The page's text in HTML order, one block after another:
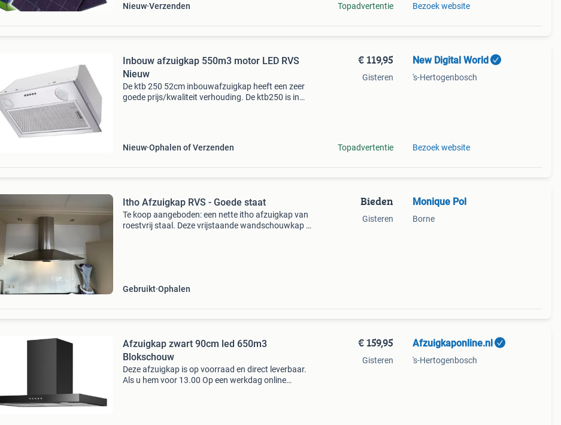
Nieuw Verzenden Topadvertentie Bezoek website
Inbouw afzuigkap 550m3 motor LED RVS
Nieuw
De ktb 250 52cm inbouwafzuigkap heeft een zeer
goede prijs/kwaliteit verhouding. De ktb250 is in
Nieuw Ophalen of Verzenden
€ 119,95
Gisteren
Topadvertentie
New Digital World
's-Hertogenbosch
Bezoek website
Itho Afzuigkap RVS - Goede staat
Te koop aangeboden: een nette itho afzuigkap van
roestvrij staal. Deze vrijstaande wandschouwkap is
Gebruikt Ophalen
Bieden
Gisteren
Monique Pol
Borne
Afzuigkap zwart 90cm led 650m3
Blokschouw
Deze afzuigkap is op voorraad en direct leverbaar.
Als u hem voor 13.00 Op een werkdag online
€ 159,95
Gisteren
Afzuigkaponline.nl
's-Hertogenbosch